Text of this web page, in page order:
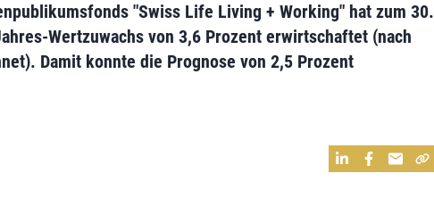
"Swiss Life Living + Working" hat zum 30.
Wertzuwachs von 3,6 Prozent erwirtschaftet (nach
Damit konnte die Prognose von 2,5 Prozent